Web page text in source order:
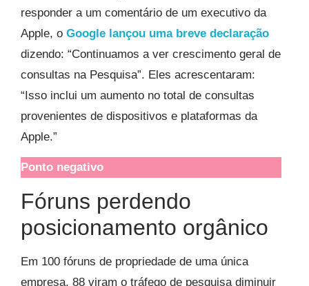
responder a um comentário de um executivo da
Apple, o Google lançou uma breve declaração
dizendo: “Continuamos a ver crescimento geral de
consultas na Pesquisa”. Eles acrescentaram:
“Isso inclui um aumento no total de consultas
provenientes de dispositivos e plataformas da
Apple.”
Ponto negativo
Fóruns perdendo
posicionamento orgânico
Em 100 fóruns de propriedade de uma única
empresa, 88 viram o tráfego de pesquisa diminuir